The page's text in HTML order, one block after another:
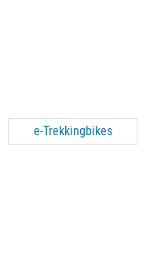
e-Trekkingbikes